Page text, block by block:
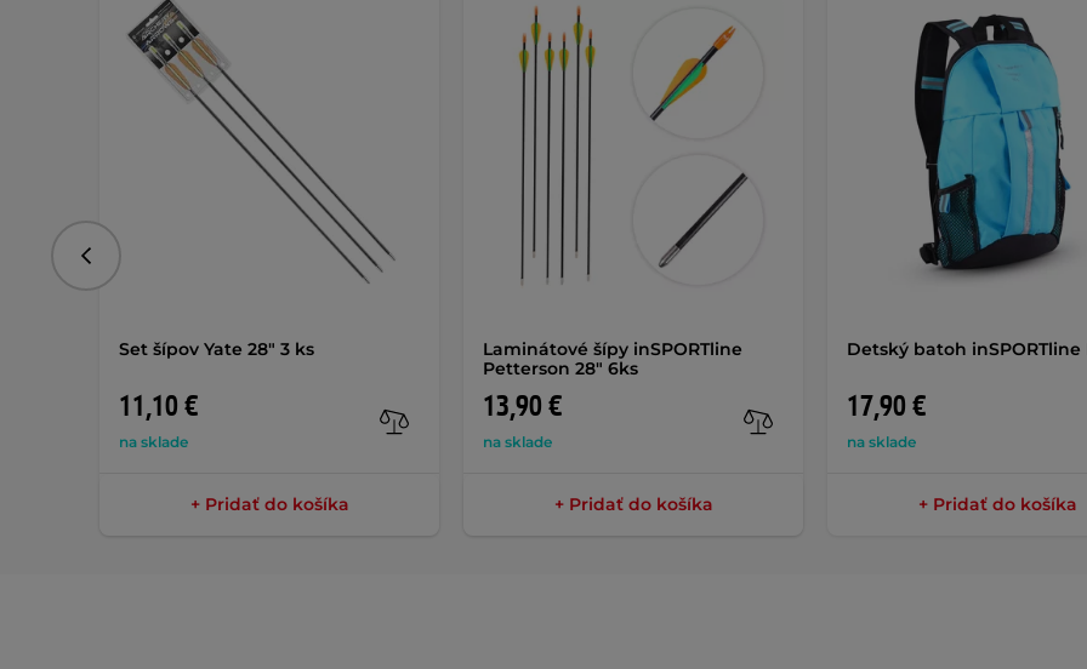
Set šípov Yate 28" 3 ks
11,10 €
na sklade
+ Pridať do košíka
Laminátové šípy inSPORTline
Petterson 28" 6ks
13,90 €
na sklade
+ Pridať do košíka
Detský batoh inSPORTline
17,90 €
na sklade
+ Pridať do košíka
Predchádzajúce